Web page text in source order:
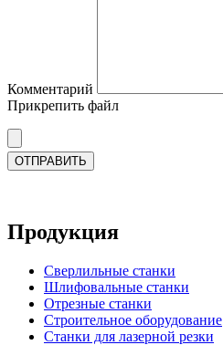
Комментарий
Прикрепить файл
Продукция
Сверлильные станки
Шлифовальные станки
Отрезные станки
Строительное оборудование
Станки для лазерной резки